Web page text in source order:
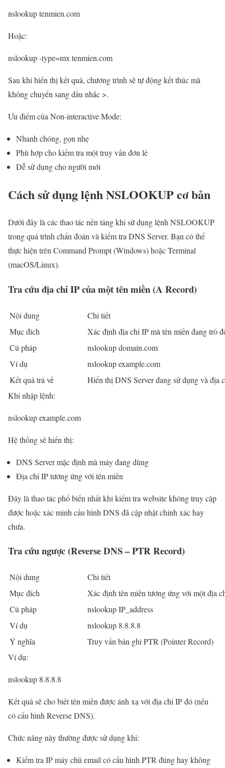
nslookup tenmien.com
Hoặc:
nslookup -type=mx tenmien.com
Sau khi hiển thị kết quả, chương trình sẽ tự động kết thúc mà
không chuyển sang dấu nhắc >.
Ưu điểm của Non-interactive Mode:
Nhanh chóng, gọn nhẹ
Phù hợp cho kiểm tra một truy vấn đơn lẻ
Dễ sử dụng cho người mới
Cách sử dụng lệnh NSLOOKUP cơ bản
Dưới đây là các thao tác nền tảng khi sử dụng lệnh NSLOOKUP
trong quá trình chẩn đoán và kiểm tra DNS Server. Bạn có thể
thực hiện trên Command Prompt (Windows) hoặc Terminal
(macOS/Linux).
Tra cứu địa chỉ IP của một tên miền (A Record)
Nội dung
Chi tiết
Mục đích
Xác định địa chỉ IP mà tên miền đang trỏ
Cú pháp
nslookup domain.com
Ví dụ
nslookup example.com
Kết quả trả về
Hiển thị DNS Server đang sử dụng và địa
Khi nhập lệnh:
nslookup example.com
Hệ thống sẽ hiển thị:
DNS Server mặc định mà máy đang dùng
Địa chỉ IP tương ứng với tên miền
Đây là thao tác phổ biến nhất khi kiểm tra website không truy cập
được hoặc xác minh cấu hình DNS đã cập nhật chính xác hay
chưa.
Tra cứu ngược (Reverse DNS – PTR Record)
Nội dung
Chi tiết
Mục đích
Xác định tên miền tương ứng với một địa
Cú pháp
nslookup IP_address
Ví dụ
nslookup 8.8.8.8
Ý nghĩa
Truy vấn bản ghi PTR (Pointer Record)
Ví dụ:
nslookup 8.8.8.8
Kết quả sẽ cho biết tên miền được ánh xạ với địa chỉ IP đó (nếu
có cấu hình Reverse DNS).
Chức năng này thường được sử dụng khi:
Kiểm tra IP máy chủ email có cấu hình PTR đúng hay không